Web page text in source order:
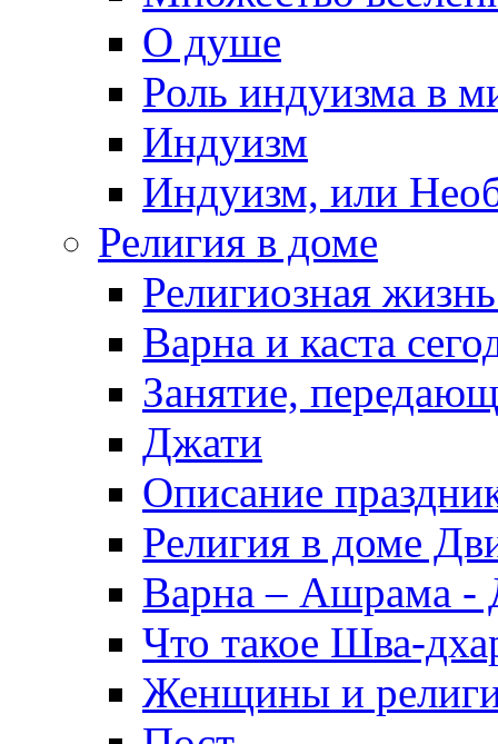
О душе
Роль индуизма в
Индуизм
Индуизм, или
Религия в доме
Религиозная
Варна и каста
Занятие,
Джати
Описание
Религия в доме
Варна – Ашрама -
Что такое Шва-
Женщины и